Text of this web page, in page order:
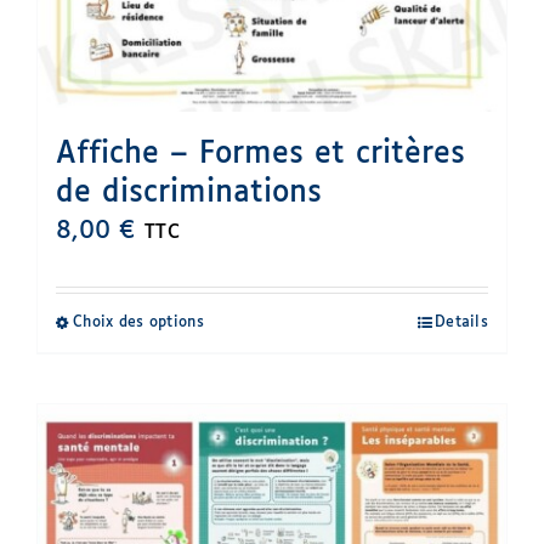
Affiche – Formes et critères
de discriminations
8,00€ TTC
Choix des optionsCe
plusieurs
variations.
Les
Details